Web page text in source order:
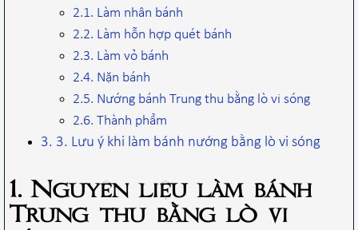
Làm nhân bánh
Làm hỗn hợp quét bánh
Làm vỏ bánh
Nặn bánh
Nướng bánh Trung thu bằng lò vi sóng
Thành phẩm
3. Lưu ý khi làm bánh nướng bằng lò vi sóng
1. Nguyên liệu làm bánh
Trung thu bằng lò vi